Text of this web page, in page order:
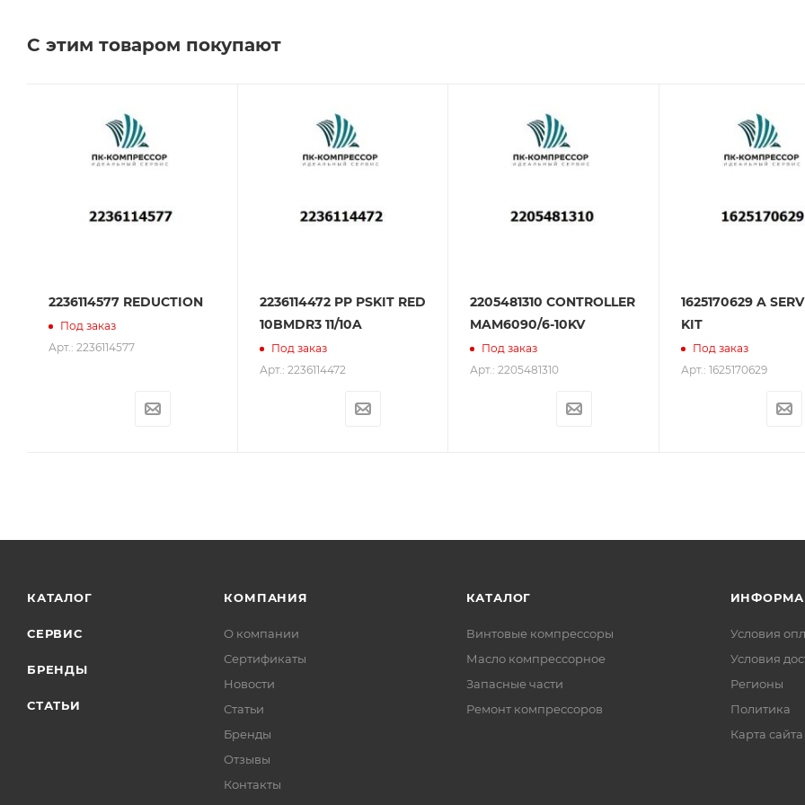
Сервисное обслуживание на всех этапах использования оборудования. ООО «ПК-Компрессор» - надежный
С этим товаром покупают
2236114577 REDUCTION
Под заказ
Арт.: 2236114577
2236114472 PP PSKIT RED
10BMDR3 11/10A
Под заказ
Арт.: 2236114472
2205481310 CONTROLLER
MAM6090/6-10KV
Под заказ
Арт.: 2205481310
1625170629 A
KIT
Под заказ
Арт.: 1625170629
КАТАЛОГ
СЕРВИС
БРЕНДЫ
СТАТЬИ
КОМПАНИЯ
О компании
Сертификаты
Новости
Статьи
Бренды
Отзывы
Контакты
КАТАЛОГ
Винтовые компрессоры
Масло компрессорное
Запасные части
Ремонт компрессоров
Условия
Условия
Регионы
Политика
Карта сайта